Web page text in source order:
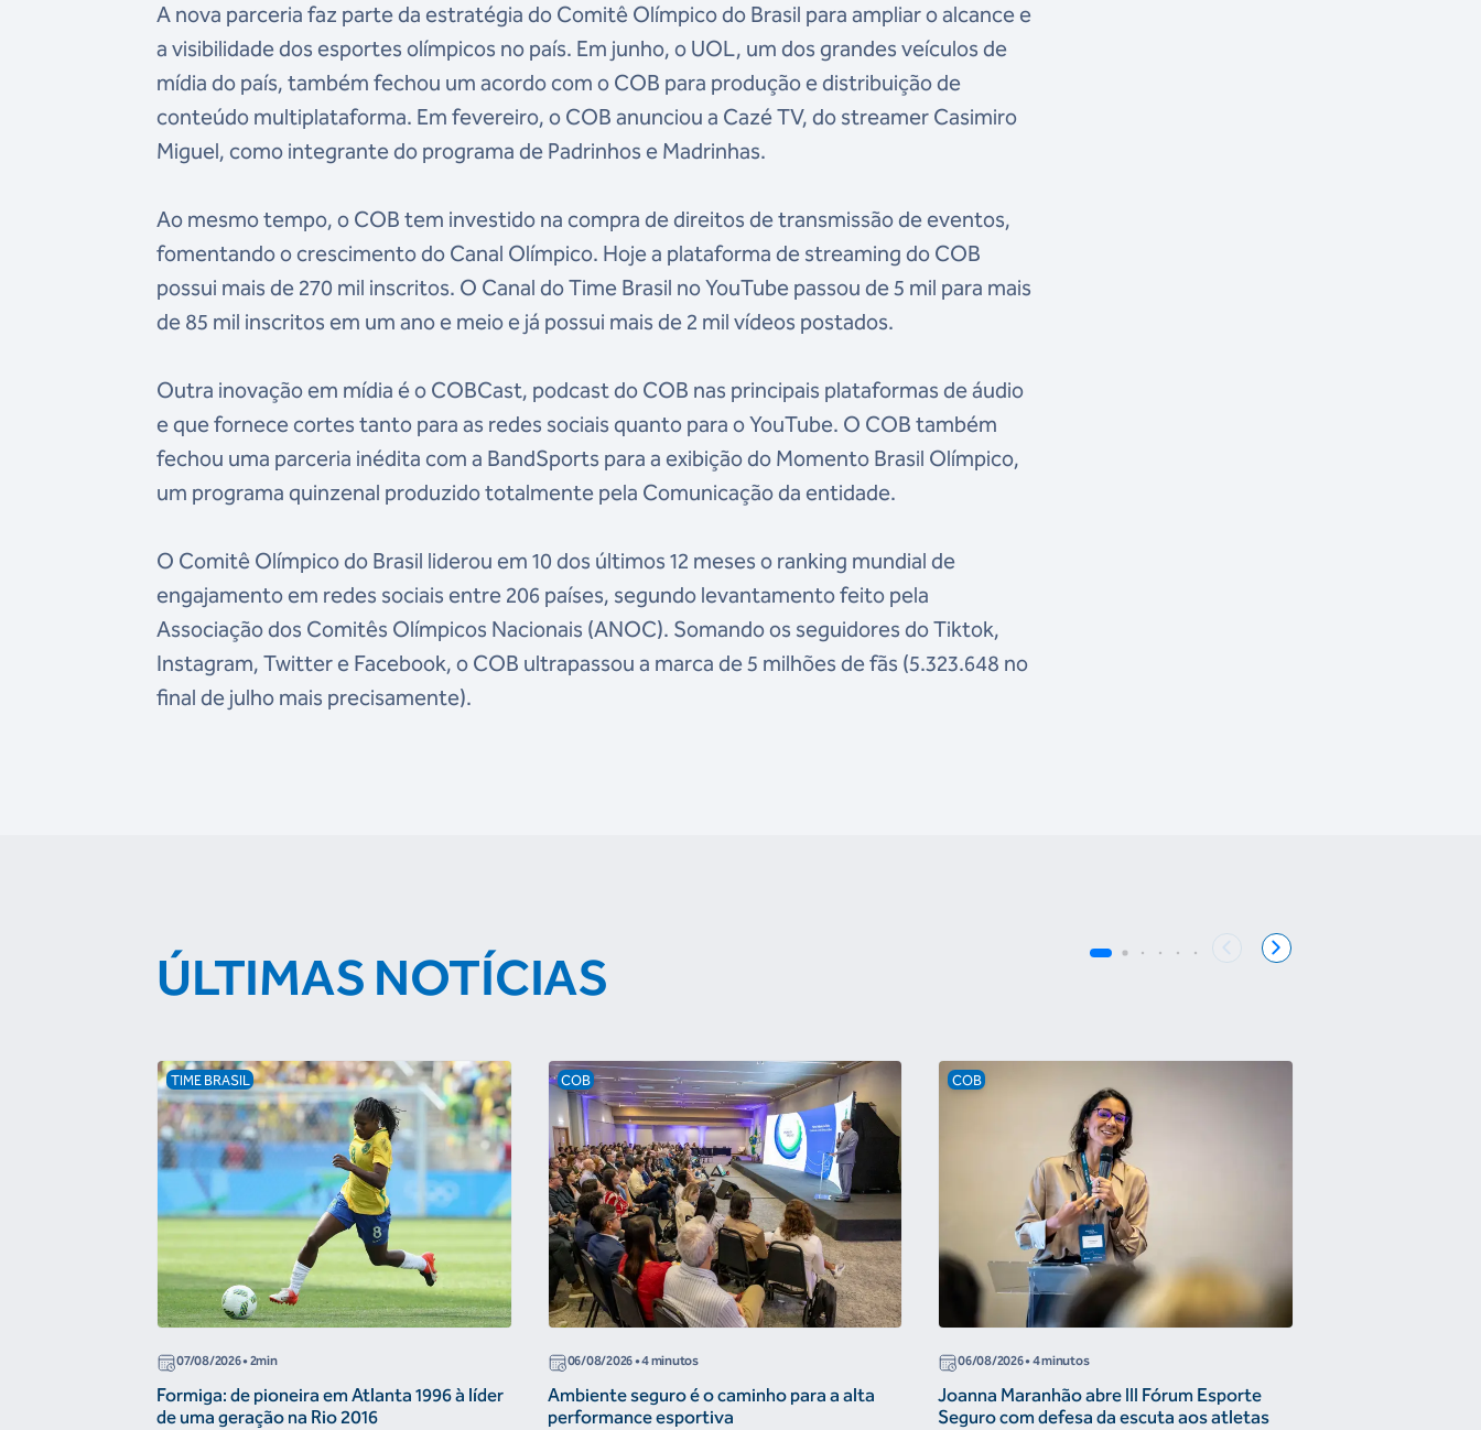
A nova parceria faz parte da estratégia do Comitê Olímpico do Brasil para ampliar o alcance e
a visibilidade dos esportes olímpicos no país. Em junho, o UOL, um dos grandes veículos de
mídia do país, também fechou um acordo com o COB para produção e distribuição de
conteúdo multiplataforma. Em fevereiro, o COB anunciou a Cazé TV, do streamer Casimiro
Miguel, como integrante do programa de Padrinhos e Madrinhas.
Ao mesmo tempo, o COB tem investido na compra de direitos de transmissão de eventos,
fomentando o crescimento do Canal Olímpico. Hoje a plataforma de streaming do COB
possui mais de 270 mil inscritos. O Canal do Time Brasil no YouTube passou de 5 mil para mais
de 85 mil inscritos em um ano e meio e já possui mais de 2 mil vídeos postados.
Outra inovação em mídia é o COBCast, podcast do COB nas principais plataformas de áudio
e que fornece cortes tanto para as redes sociais quanto para o YouTube. O COB também
fechou uma parceria inédita com a BandSports para a exibição do Momento Brasil Olímpico,
um programa quinzenal produzido totalmente pela Comunicação da entidade.
O Comitê Olímpico do Brasil liderou em 10 dos últimos 12 meses o ranking mundial de
engajamento em redes sociais entre 206 países, segundo levantamento feito pela
Associação dos Comitês Olímpicos Nacionais (ANOC). Somando os seguidores do Tiktok,
Instagram, Twitter e Facebook, o COB ultrapassou a marca de 5 milhões de fãs (5.323.648 no
final de julho mais precisamente).
ÚLTIMAS NOTÍCIAS
TIME BRASIL
07/08/2026• 2min
Formiga: de pioneira em Atlanta 1996 à líder
de uma geração na Rio 2016
COB
06/08/2026• 4 minutos
Ambiente seguro é o caminho para a alta
performance esportiva
COB
06/08/2026• 4 minutos
Joanna Maranhão abre III Fórum Esporte
Seguro com defesa da escuta aos atletas